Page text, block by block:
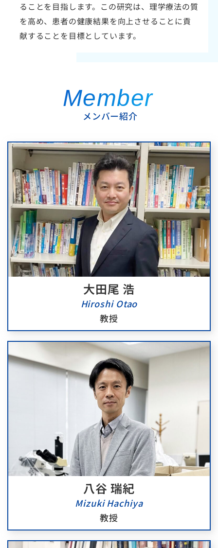
ることを目指します。この研究は、理学療法の質
を高め、患者の健康結果を向上させることに貢
献することを目標としています。
Member
メンバー紹介
大田尾 浩
Hiroshi Otao
教授
八谷 瑞紀
Mizuki Hachiya
教授